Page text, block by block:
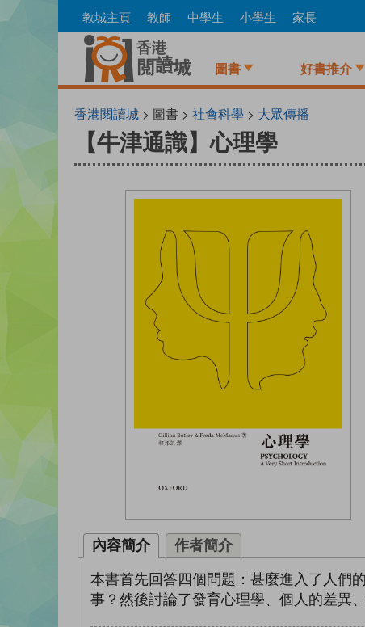
to
教城主頁 教師 中學生 小學生 家長
圖書 好書推介
香港閱讀城 > 圖書 > 社會科學 > 大眾傳播
【牛津通識】心理學
內容簡介 作者簡介
本書首先回答四個問題：甚麼進入了人們
事？然後討論了發育心理學、個人的差異